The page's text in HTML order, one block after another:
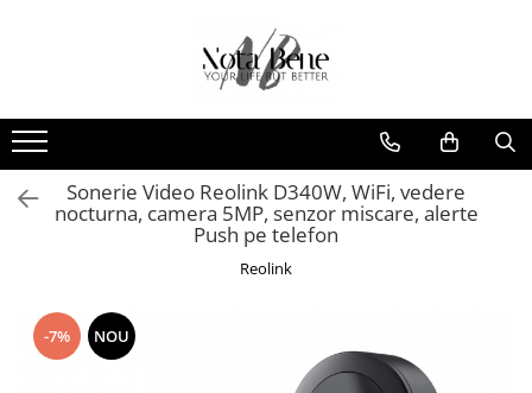
Camera de supraveghere
Conexiune 4G
Conexiune Wi-Fi
Sonerie inteligentă
Sonerie Video Reolink D340W, WiFi, vedere
nocturna, camera 5MP, senzor miscare, alerte
Push pe telefon
Reolink
-7% NOU